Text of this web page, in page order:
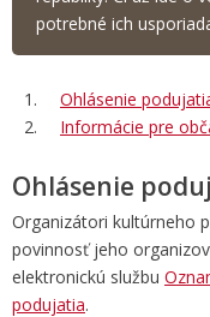
potrebné ich
Ohlásenie
Informácie pre
Ohlásenie
Organizátori kultúrneho
povinnosť jeho
elektronickú službu
podujatia.